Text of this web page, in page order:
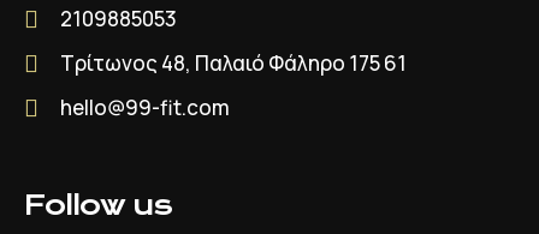
2109885053
Τρίτωνος 48, Παλαιό Φάληρο 175 61
hello@99-fit.com
Follow us